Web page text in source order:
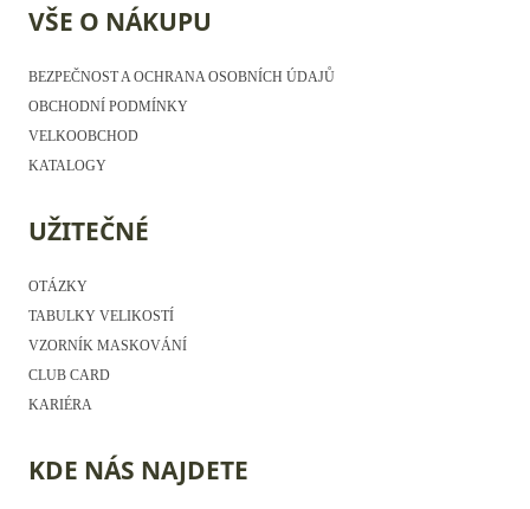
VŠE O NÁKUPU
BEZPEČNOST A OCHRANA OSOBNÍCH ÚDAJŮ
OBCHODNÍ PODMÍNKY
VELKOOBCHOD
KATALOGY
UŽITEČNÉ
OTÁZKY
TABULKY VELIKOSTÍ
VZORNÍK MASKOVÁNÍ
CLUB CARD
KARIÉRA
KDE NÁS NAJDETE